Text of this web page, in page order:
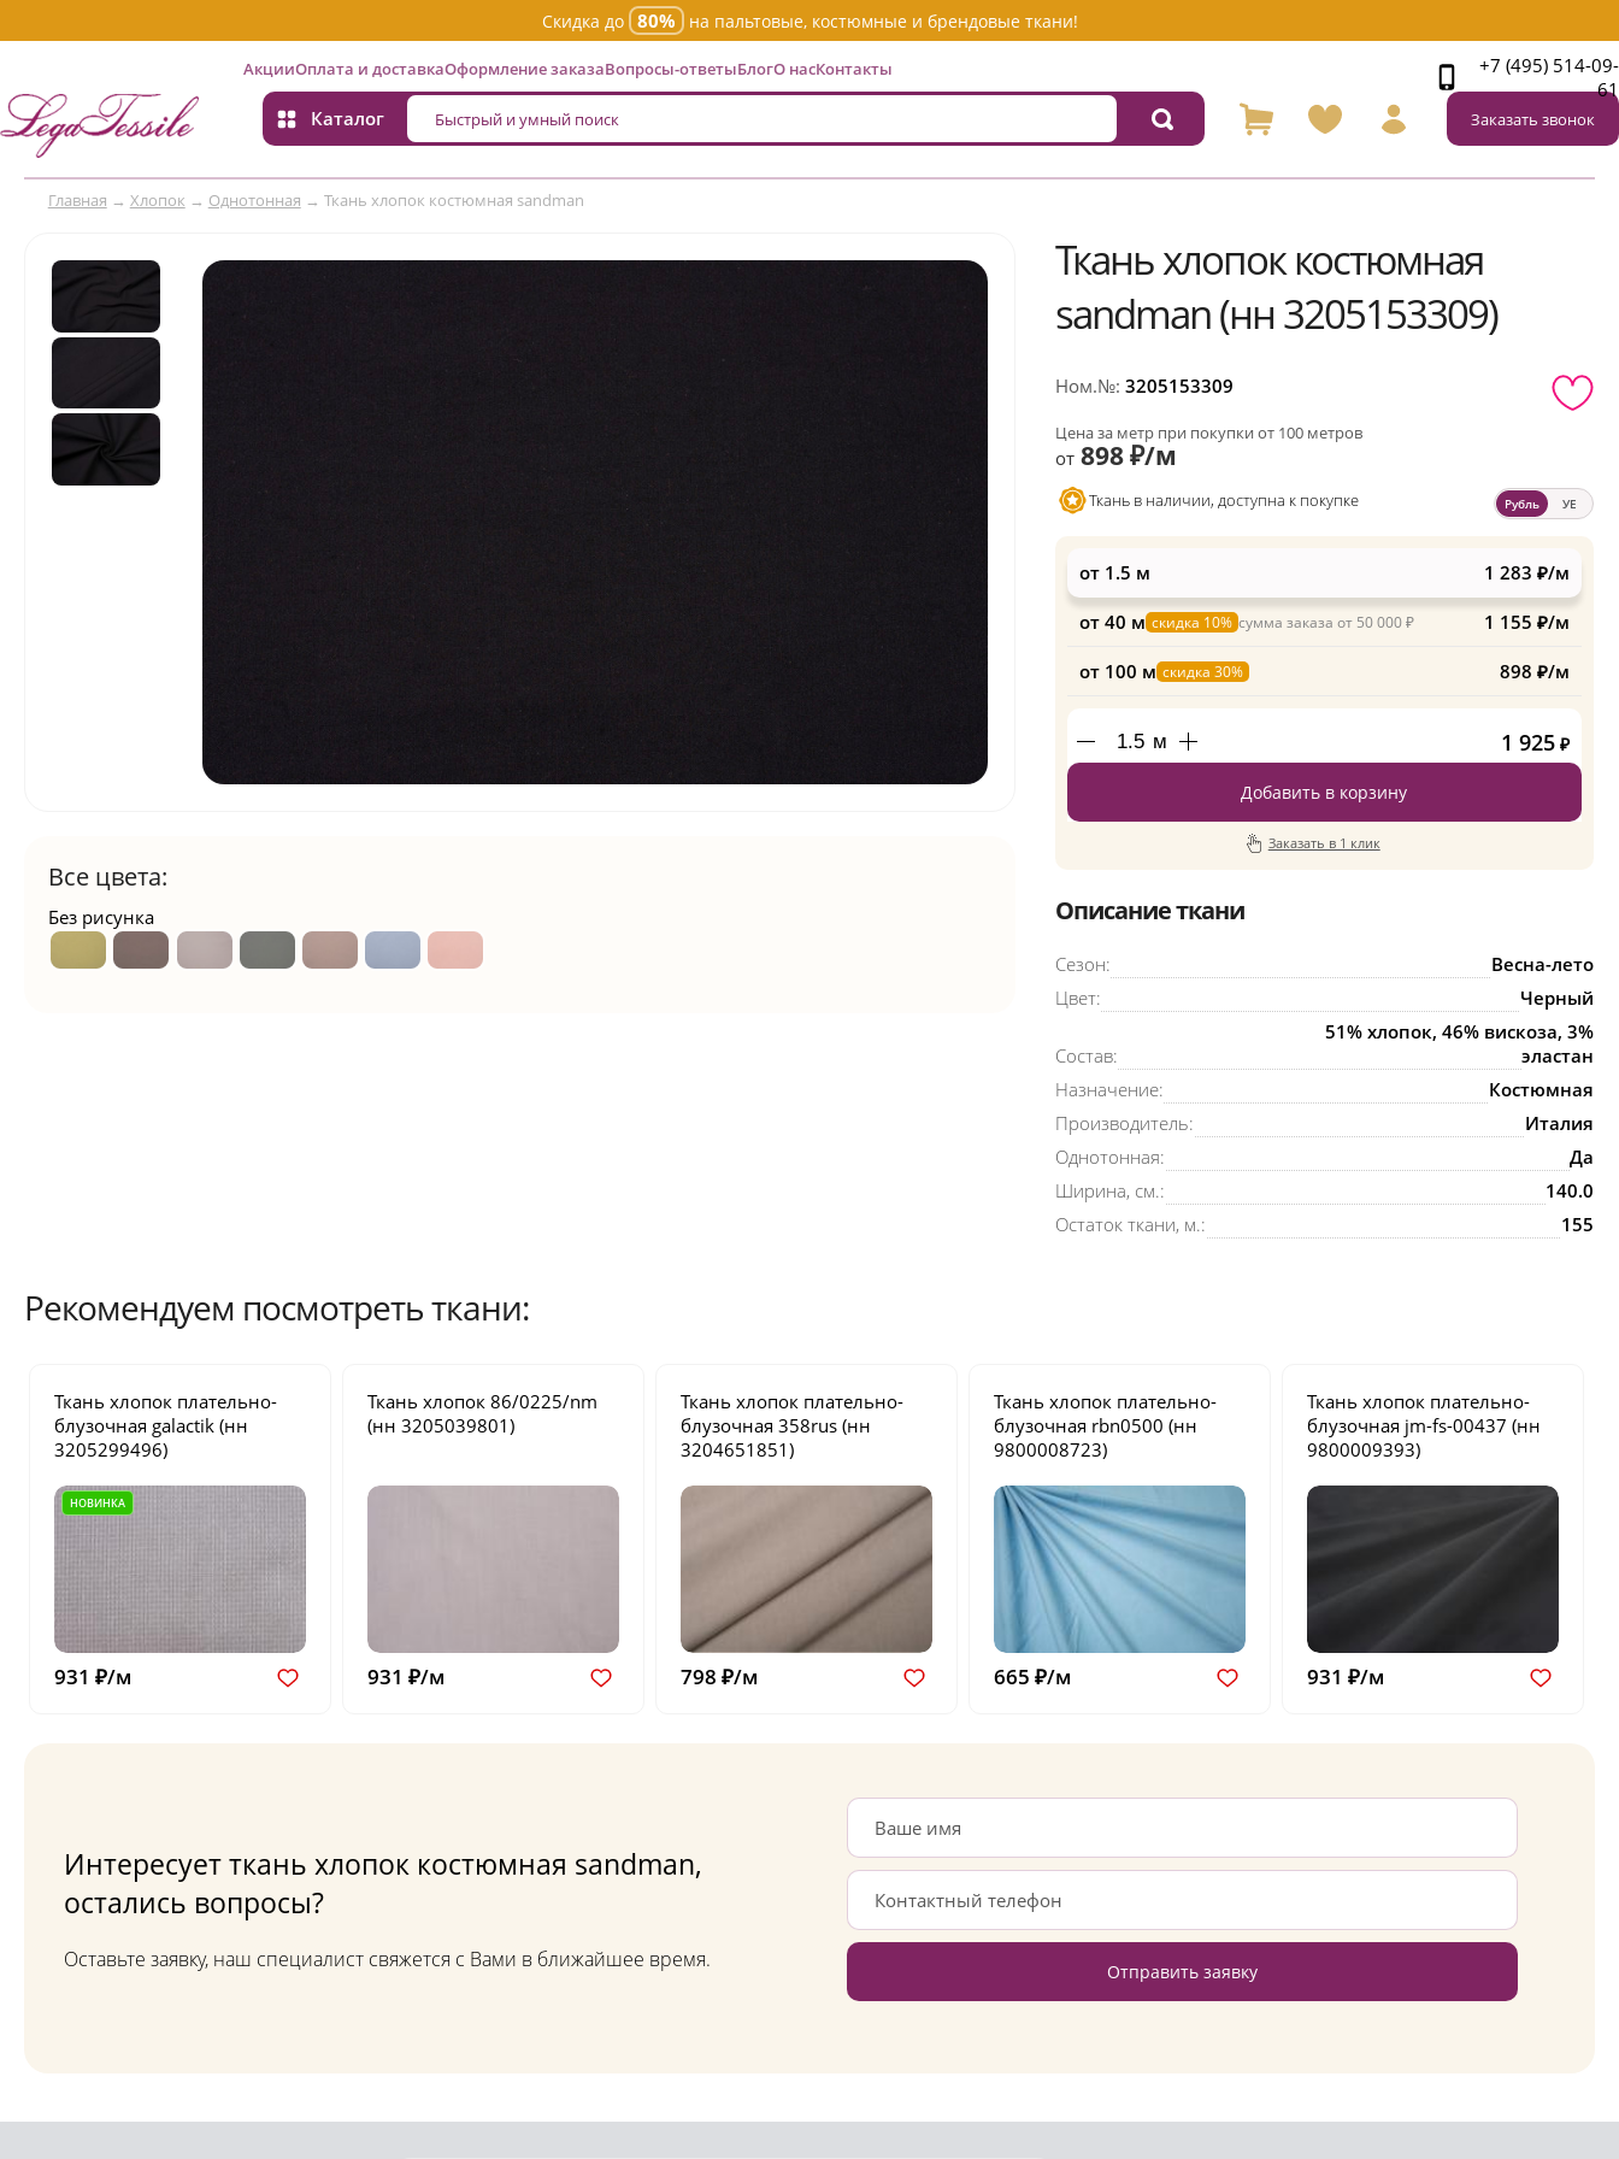
Скидка до 80% на пальтовые, костюмные и брендовые ткани!
АкцииОплата и доставкаОформление заказаВопросы-ответыБлогО насКонтакты
Каталог
+7 (495) 514-09-
61
Заказать звонок
Главная → Хлопок → Однотонная → Ткань хлопок костюмная sandman
Все цвета:
Без рисунка
Ткань хлопок костюмная
sandman (нн 3205153309)
Ном.№: 3205153309
Цена за метр при покупки от 100 метров
от898 ₽/м
Ткань в наличии, доступна к покупке Рубль УЕ
от 1.5 м 1 283 ₽/м
от 40 м скидка 10% сумма заказа от 50 000 ₽ 1 155 ₽/м
от 100 м скидка 30% 898 ₽/м
м 1 925 ₽
Добавить в корзину
Заказать в 1 клик
Описание ткани
Сезон:
Весна-лето
Цвет:
Черный
Состав:
51% хлопок, 46% вискоза, 3%
эластан
Назначение:
Костюмная
Производитель:
Италия
Однотонная:
Да
Ширина, см.:
140.0
Остаток ткани, м.:
155
Рекомендуем посмотреть ткани:
Ткань хлопок плательно-
блузочная galactik (нн
3205299496)
НОВИНКА
931 ₽/м
Ткань хлопок86/0225/nm
(нн 3205039801)
931 ₽/м
Ткань хлопок плательно-
блузочная358rus (нн
3204651851)
798 ₽/м
Ткань хлопок плательно-
блузочная rbn0500 (нн
9800008723)
665 ₽/м
Ткань хлопок плательно-
блузочная jm-fs-00437 (нн
9800009393)
931 ₽/м
Интересует ткань хлопок костюмная sandman,
остались вопросы?
Оставьте заявку, наш специалист свяжется с Вами в ближайшее время. Отправить заявку